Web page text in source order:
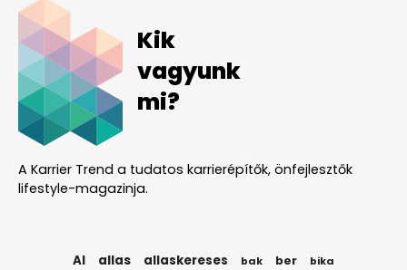
Kik
vagyunk
mi?
A Karrier Trend a tudatos karrierépítők, önfejlesztők
lifestyle-magazinja.
AI allas allaskereses bak ber bika